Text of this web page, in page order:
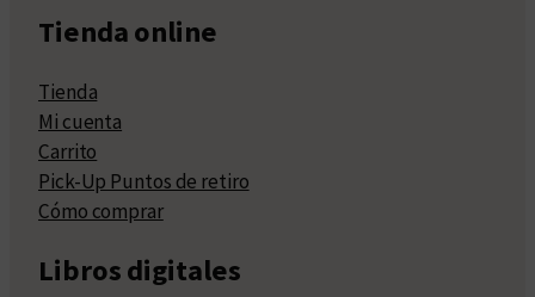
Tienda online
Tienda
Mi cuenta
Carrito
Pick-Up Puntos de retiro
Cómo comprar
Libros digitales